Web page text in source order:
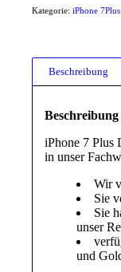
Kategorie:iPhone 7Plus
Beschreibung
Beschreibung
iPhone 7 Plus
in unser
Wir
Sie
Sie
unser
und